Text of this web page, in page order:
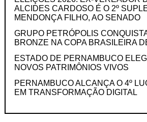
ALCIDES CARDOSO É O 2º
MENDONÇA FILHO, AO SENADO
GRUPO PETRÓPOLIS
BRONZE NA COPA BRASILEIRA
ESTADO DE PERNAMBUCO
NOVOS PATRIMÔNIOS VIVOS
PERNAMBUCO ALCANÇA O 4º
EM TRANSFORMAÇÃO DIGITAL